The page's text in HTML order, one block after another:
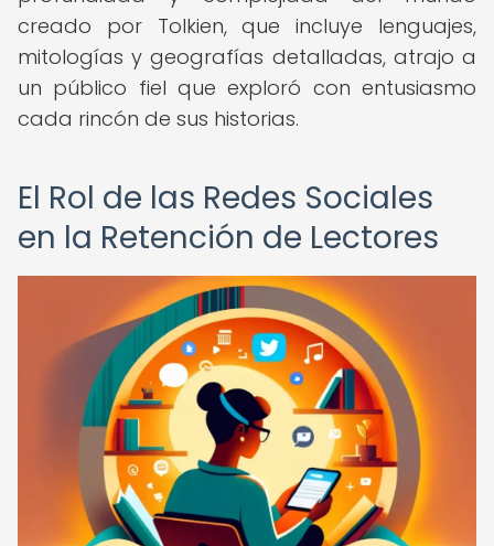
creado por Tolkien, que incluye lenguajes,
mitologías y geografías detalladas, atrajo a
un público fiel que exploró con entusiasmo
cada rincón de sus historias.
El Rol de las Redes Sociales
en la Retención de Lectores